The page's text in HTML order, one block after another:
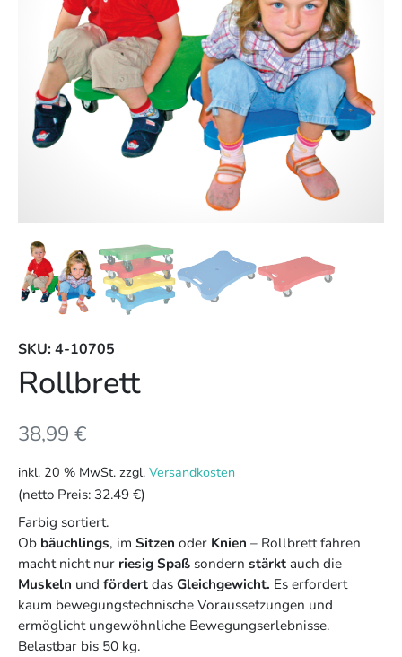
SKU: 4-10705
Rollbrett
38,99 €
inkl. 20 % MwSt. zzgl. Versandkosten
(netto Preis: 32.49 €)
Farbig sortiert.
Ob bäuchlings, im Sitzen oder Knien – Rollbrett fahren
macht nicht nur riesig Spaß sondern stärktauch die
Muskeln und fördertdasGleichgewicht. Es erfordert
kaum bewegungstechnische Voraussetzungen und
ermöglicht ungewöhnliche Bewegungserlebnisse.
Belastbar bis 50 kg.